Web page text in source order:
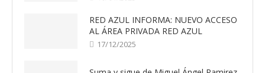
RED AZUL INFORMA: NUEVO ACCESO
AL ÁREA PRIVADA RED AZUL
17/12/2025